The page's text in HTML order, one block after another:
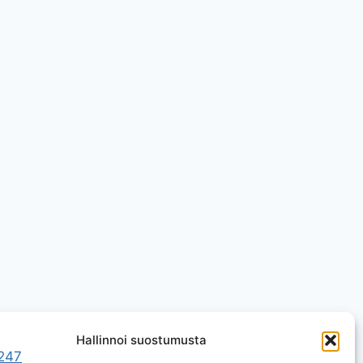
Hallinnoi suostumusta